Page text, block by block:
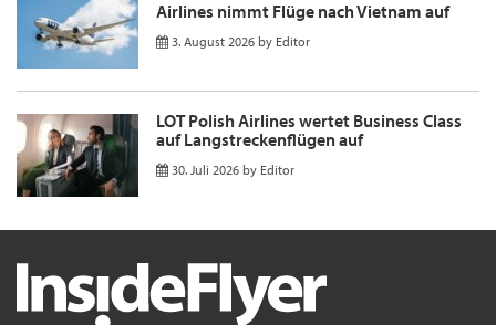
Airlines nimmt Flüge nach Vietnam auf
3. August 2026 by Editor
LOT Polish Airlines wertet Business Class
auf Langstreckenflügen auf
30. Juli 2026 by Editor